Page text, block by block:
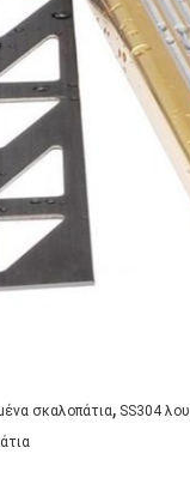
σκαλοπάτια, SS304